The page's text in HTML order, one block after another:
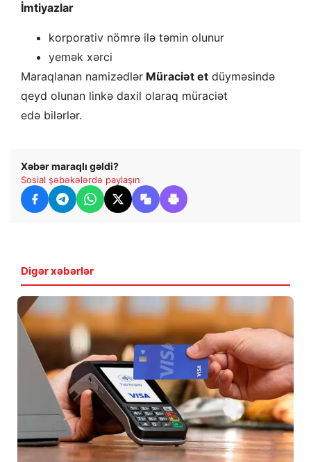
İmtiyazlar
korporativ nömrə ilə təmin olunur
yemək xərci
Maraqlanan namizədlər Müraciət et düyməsində
qeyd olunan linkə daxil olaraq müraciət
edə bilərlər.
Xəbər maraqlı gəldi?
Sosial şəbəkələrdə paylaşın
Digər xəbərlər